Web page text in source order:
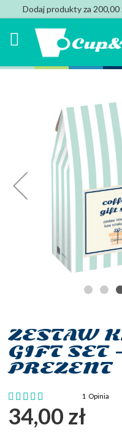
Dodaj produkty za 200,00
ZESTAW
GIFT SET
PREZENT
Ocena:
100
% of 100
1 Opinia
34,00 zł
Przejdź
na
początek
galerii